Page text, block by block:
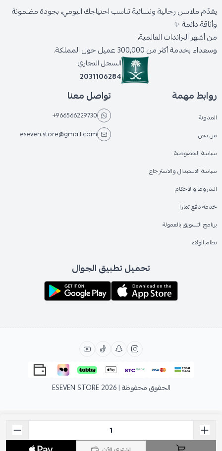
يقدّم ملابس رجالية ونسائية تناسب احتياجك اليومي، بجودة مضمونة
وأناقة دائمة ✨
من أشهر البراندات العالمية،
وسعداء بخدمة أكثر من 300,000 عميل حول المملكة.
السجل التجاري
2031106284
روابط مهمة
المدونة
من نحن
سياسة الخصوصية
سياسة الاستبدال والاسترجاع
الشروط والاحكام
خدمة دفع تمارا
برنامج التسويق بالعمولة
نظام الولاء
تواصل معنا
+966566229730
eseven.store@gmail.com
تحميل تطبيق الجوال
الحقوق محفوظة | 2026 ESEVEN STORE